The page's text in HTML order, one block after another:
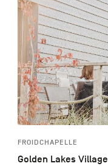
FROIDCHAPELLE
Golden Lakes Village